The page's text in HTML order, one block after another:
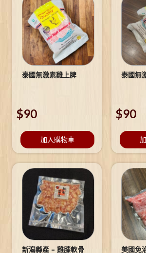
泰國無激素雞上脾
$90
加入購物車
泰國無
$90
新潟縣產 – 雞膝軟骨 美國免